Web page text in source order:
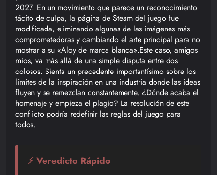
2027. En un movimiento que parece un reconocimiento
tácito de culpa, la página de Steam del juego fue
modificada, eliminando algunas de las imágenes más
comprometedoras y cambiando el arte principal para no
mostrar a su «Aloy de marca blanca».Este caso, amigos
míos, va más allá de una simple disputa entre dos
colosos. Sienta un precedente importantísimo sobre los
límites de la inspiración en una industria donde las ideas
fluyen y se remezclan constantemente. ¿Dónde acaba el
homenaje y empieza el plagio? La resolución de este
conflicto podría redefinir las reglas del juego para
todos.
⚡ Veredicto Rápido